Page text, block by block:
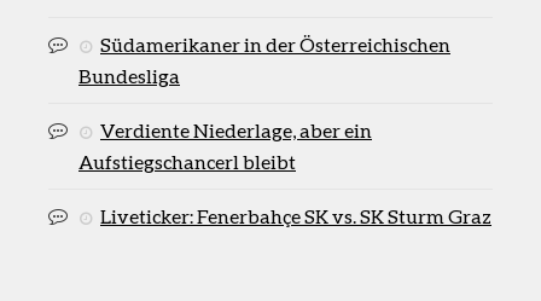
Südamerikaner in der Österreichischen
Bundesliga
Verdiente Niederlage, aber ein
Aufstiegschancerl bleibt
Liveticker: Fenerbahçe SK vs. SK Sturm Graz